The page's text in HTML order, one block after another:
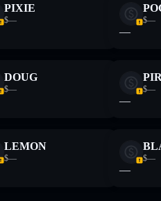
PIXIE
$— $—
—
DOUG
$— $—
—
LEMON
$— $—
—